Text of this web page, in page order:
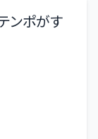
ンポがす